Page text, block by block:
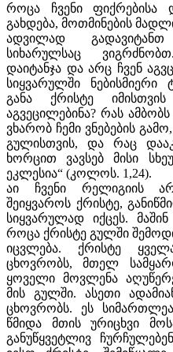
როცა ჩვენი ფიქრებისა
გახდება, მოთმინების
ადვილად
სიხარულსაც
დაიტანჯა და არც ჩვენ
სიყვარულში ნებისმიერი
განა ქრისტე
აგვეცილებინა? რას
ვხარობ ჩემი ვნებების
გულისთვის, და რაც
ხორცით ვავსებ მისი
ეკლესია“ (კოლოს. 1,24).
აი ჩვენი რელიგიის
შეიყვაროს ქრისტე,
სიყვარულად იქცეს.
როცა ქრისტე გულში
იცვლება. ქრისტე
ცხოვრობს, მთელ
ყოველი მოვლენა
მის გულში. ასეთი
ცხოვრობს. ეს
წმიდა მთის ურიცხვი
განუწყვეტლივ